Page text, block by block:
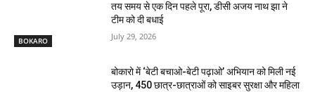
BOKARO
तय समय से एक दिन पहले पूरा, डीसी अजय नाथ झा ने
टीम को दी बधाई
July 29, 2026
बोकारो में ‘बेटी बचाओ-बेटी पढ़ाओ’ अभियान को मिली नई
उड़ान, 450 छात्र-छात्राओं को साइबर सुरक्षा और महिला